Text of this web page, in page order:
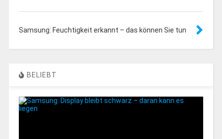
Samsung: Feuchtigkeit erkannt – das können Sie tun
BELIEBT